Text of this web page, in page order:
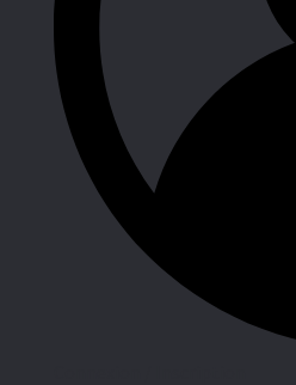
Entreprises